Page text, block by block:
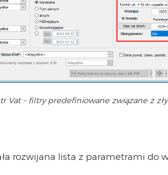
Vat – filtry predefiniowane związane z
rozwijana lista z parametrami do